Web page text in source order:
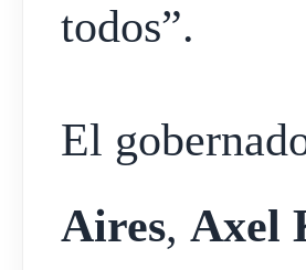
todos”.
El
Aires, Axel